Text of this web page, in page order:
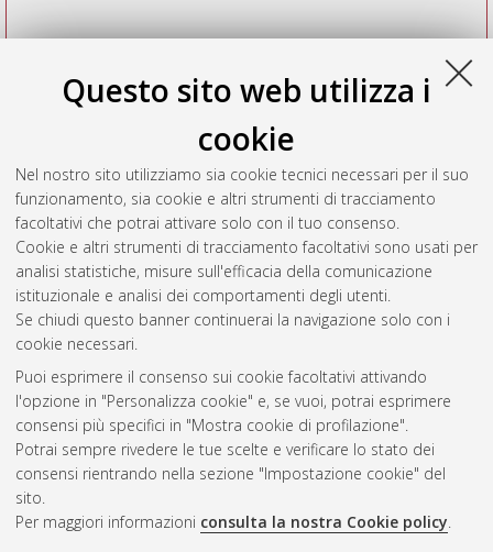
Questo sito web utilizza i
cookie
Nel nostro sito utilizziamo sia cookie tecnici necessari per il suo
funzionamento, sia cookie e altri strumenti di tracciamento
facoltativi che potrai attivare solo con il tuo consenso.
Cookie e altri strumenti di tracciamento facoltativi sono usati per
analisi statistiche, misure sull'efficacia della comunicazione
istituzionale e analisi dei comportamenti degli utenti.
Se chiudi questo banner continuerai la navigazione solo con i
cookie necessari.
Puoi esprimere il consenso sui cookie facoltativi attivando
l'opzione in "Personalizza cookie" e, se vuoi, potrai esprimere
consensi più specifici in "Mostra cookie di profilazione".
Potrai sempre rivedere le tue scelte e verificare lo stato dei
consensi rientrando nella sezione "Impostazione cookie" del
sito.
Per maggiori informazioni consulta la nostra Cookie policy.
Vedi altre statistiche
Gestione del documento:
Atom
Rss
AMS Acta
ISSN: 2038-7954
re3data.org -
doi.org/10.17616/R3P19R
Servizio implementato e
Impostazioni Cookie